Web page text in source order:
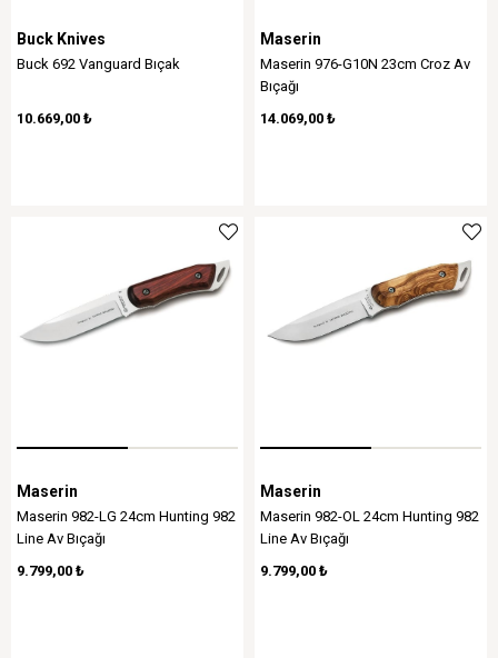
Buck Knives
Buck 692 Vanguard Bıçak
10.669,00 ₺
Maserin
Maserin 976-G10N 23cm Croz Av
Bıçağı
14.069,00 ₺
Maserin
Maserin 982-LG 24cm Hunting 982
Line Av Bıçağı
9.799,00 ₺
Maserin
Maserin 982-OL 24cm Hunting 982
Line Av Bıçağı
9.799,00 ₺